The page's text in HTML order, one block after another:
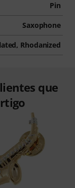
Pin
Saxophone
Rhodanized
que